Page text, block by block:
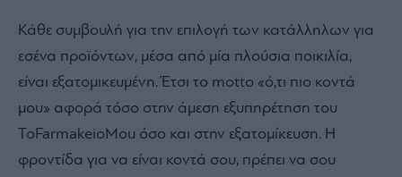
Κάθε συμβουλή για την επιλογή των κατάλληλων για
εσένα προϊόντων, μέσα από μία πλούσια ποικιλία,
είναι εξατομικευμένη. Έτσι το motto «ό,τι πιο κοντά
μου» αφορά τόσο στην άμεση εξυπηρέτηση του
ToFarmakeioMou όσο και στην εξατομίκευση. Η
φροντίδα για να είναι κοντά σου, πρέπει να σου